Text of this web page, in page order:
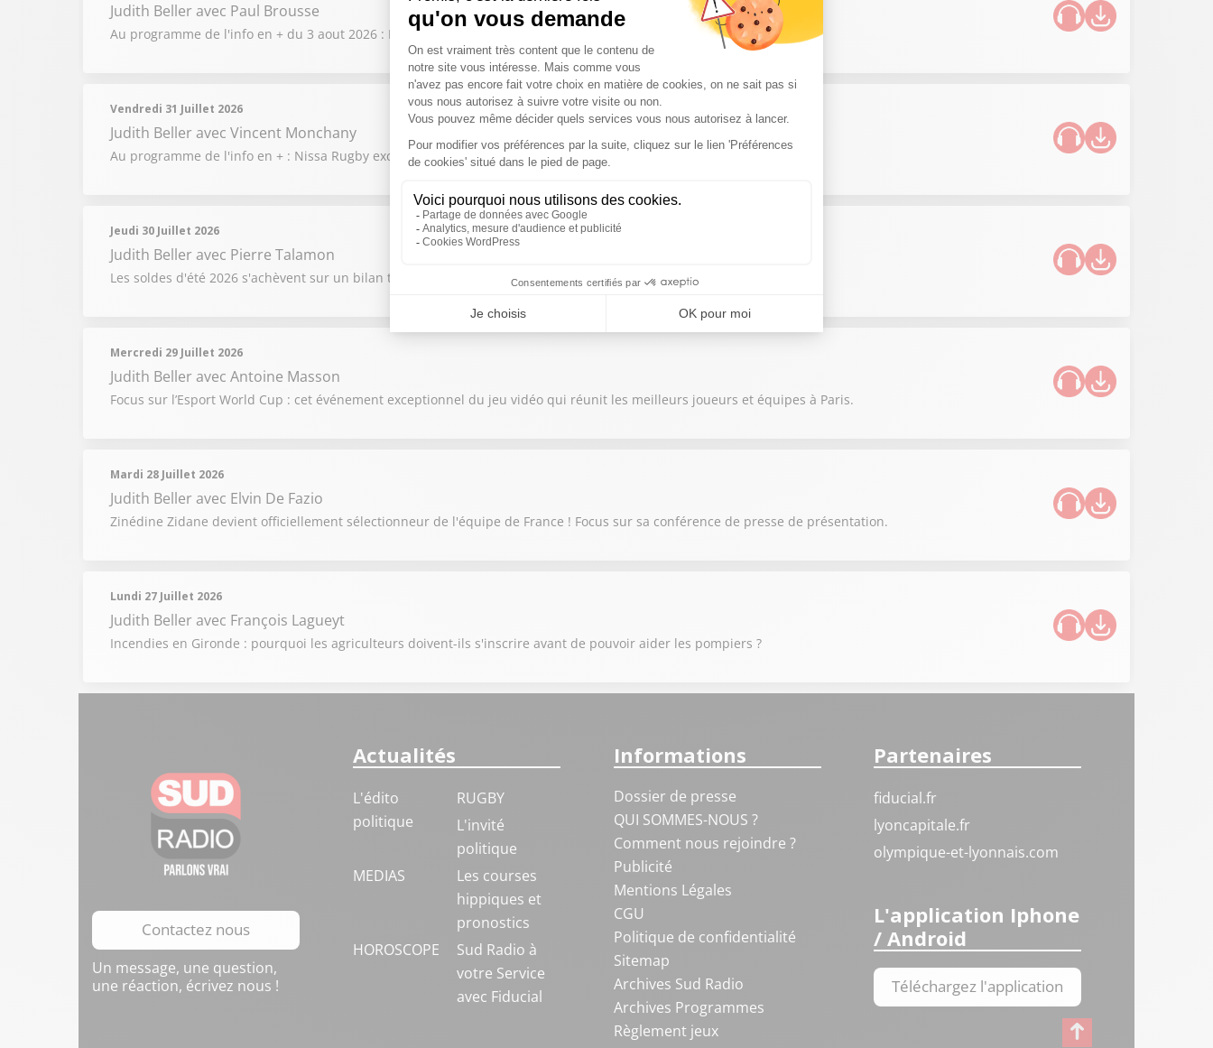
Judith Beller avec Paul Brousse
Au programme de l'info en + du 3 aout 2026 : Le Tour de France féminin, un succès de plus en plus grand
Vendredi 31 Juillet 2026
Judith Beller avec Vincent Monchany
Au programme de l'info en + : Nissa Rugby exclu de Pro D2 pour raisons financières, les joueurs prennent la parole !
Jeudi 30 Juillet 2026
Judith Beller avec Pierre Talamon
Les soldes d'été 2026 s'achèvent sur un bilan très décevant, avec des ventes bien en dessous des attentes.
Mercredi 29 Juillet 2026
Judith Beller avec Antoine Masson
Focus sur l’Esport World Cup : cet événement exceptionnel du jeu vidéo qui réunit les meilleurs joueurs et équipes à Paris.
Mardi 28 Juillet 2026
Judith Beller avec Elvin De Fazio
Zinédine Zidane devient officiellement sélectionneur de l'équipe de France ! Focus sur sa conférence de presse de présentation.
Lundi 27 Juillet 2026
Judith Beller avec François Lagueyt
Incendies en Gironde : pourquoi les agriculteurs doivent-ils s'inscrire avant de pouvoir aider les pompiers ?
Contactez nous
Un message, une question,
une réaction, écrivez nous !
Actualités
L'édito
politique
RUGBY
L'invité
politique
MEDIAS
Les courses
hippiques et
pronostics
HOROSCOPE
Sud Radio à
votre Service
avec Fiducial
Informations
Dossier de presse
QUI SOMMES-NOUS ?
Comment nous rejoindre ?
Publicité
Mentions Légales
CGU
Politique de confidentialité
Sitemap
Archives Sud Radio
Archives Programmes
Règlement jeux
Partenaires
fiducial.fr
lyoncapitale.fr
olympique-et-lyonnais.com
L'application Iphone
/ Android
Téléchargez l'application